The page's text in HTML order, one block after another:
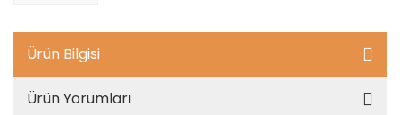
Ürün Bilgisi
Ürün Yorumları